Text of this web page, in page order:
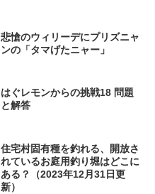
悲愴のウィリーデにプリズニャ
ンの「タマげたニャー」
はぐレモンからの挑戦18 問題
と解答
住宅村固有種を釣れる、開放さ
れているお庭用釣り堀はどこに
ある？（2023年12月31日更
新）